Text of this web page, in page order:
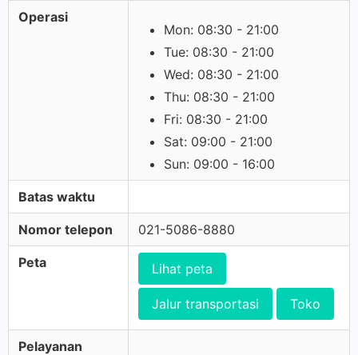
Operasi
Mon: 08:30 - 21:00
Tue: 08:30 - 21:00
Wed: 08:30 - 21:00
Thu: 08:30 - 21:00
Fri: 08:30 - 21:00
Sat: 09:00 - 21:00
Sun: 09:00 - 16:00
Batas waktu
Nomor telepon 021-5086-8880
Peta Lihat peta
Jalur transportasi Toko
Pelayanan